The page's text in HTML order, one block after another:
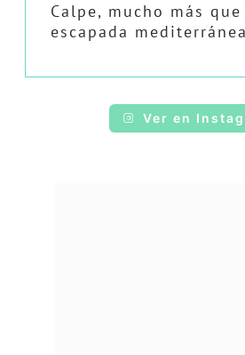
Calpe, mucho más
escapada
Ver en